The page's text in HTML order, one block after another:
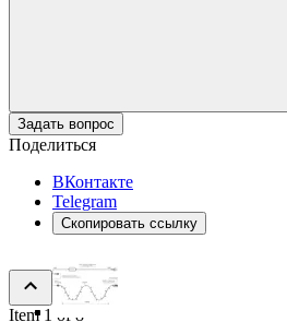
Задать вопрос
Поделиться
ВКонтакте
Telegram
Скопировать ссылку
Item 1 of 8